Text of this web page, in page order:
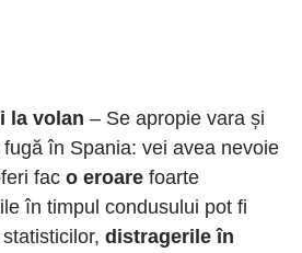
la volan – Se apropie vara și
în Spania: vei avea nevoie
fac o eroare foarte
în timpul condusului pot fi
distragerile în